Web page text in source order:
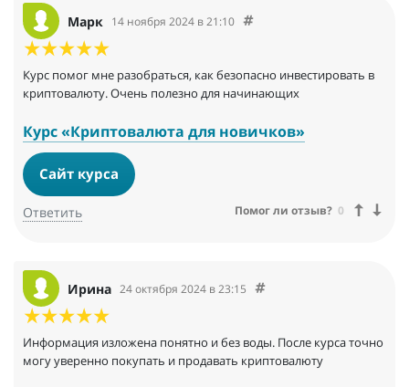
Марк 14 ноября 2024 в 21:10
Курс помог мне разобраться, как безопасно инвестировать в
криптовалюту. Очень полезно для начинающих
Курс «Криптовалюта для новичков»
Сайт курса
Ответить Помог ли отзыв? 0
Ирина 24 октября 2024 в 23:15
Информация изложена понятно и без воды. После курса точно
могу уверенно покупать и продавать криптовалюту